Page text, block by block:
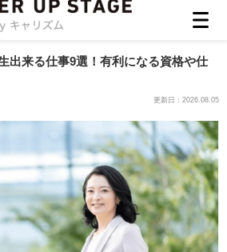
出来る仕事9選！有利になる資格や仕
更新日：2026.08.05